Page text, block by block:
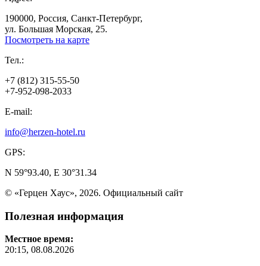
190000, Россия, Санкт-Петербург,
ул. Большая Морская, 25.
Посмотреть на карте
Тел.:
+7 (812) 315-55-50
+7-952-098-2033
E-mail:
info@herzen-hotel.ru
GPS:
N 59°93.40, E 30°31.34
© «Герцен Хаус», 2026. Официальный сайт
Полезная информация
Местное время:
20:15, 08.08.2026